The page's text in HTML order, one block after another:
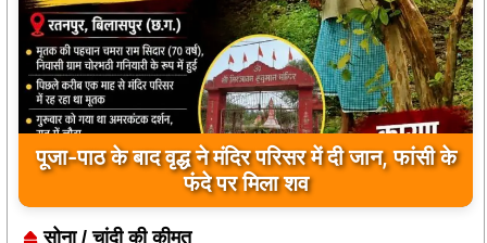
पूजा-पाठ के बाद वृद्ध ने मंदिर परिसर में दी जान, फांसी के
फंदे पर मिला शव
सोना / चांदी की कीमत